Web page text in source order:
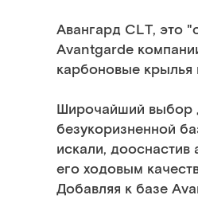
Авангард CLT, это
Avantgarde
карбоновые крылья
Широчайший выбор
безукоризненной
искали,
его ходовым
Добавляя к базе